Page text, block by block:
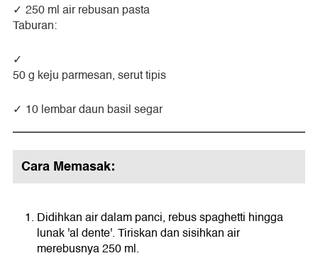
250 ml air rebusan pasta
Taburan:
50 g keju parmesan, serut tipis
10 lembar daun basil segar
Cara Memasak:
Didihkan air dalam panci, rebus spaghetti hingga
lunak 'al dente'. Tiriskan dan sisihkan air
merebusnya 250 ml.